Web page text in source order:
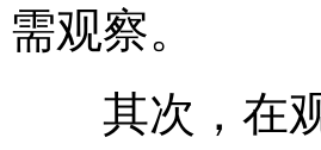
需观察。
其次，在观